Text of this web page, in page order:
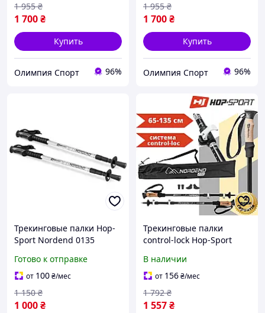
1 700₴
1 955 ₴
Купить
Олимпия Спорт 96%
1 700₴
1 955 ₴
Купить
Олимпия Спорт 96%
Трекинговые палки Hop-
Sport Nordend 0135
Готово к отправке
от 100₴/мес
1 000₴
1 150 ₴
Трекинговые палки
control-lock Hop-Sport
135 см
В наличии
от 156₴/мес
1 557₴
1 792 ₴